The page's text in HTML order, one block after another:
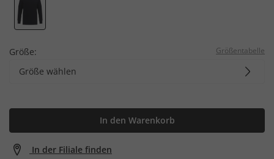
Größe: Größentabelle
Größe wählen
In den Warenkorb
In der Filiale finden